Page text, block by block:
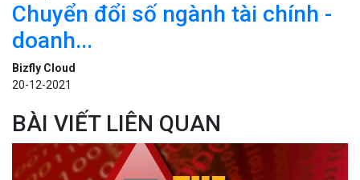
Chuyển đổi số ngành tài chính -
doanh...
Bizfly Cloud
20-12-2021
BÀI VIẾT LIÊN QUAN